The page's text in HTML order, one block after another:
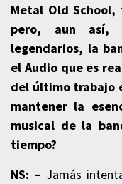
Metal Old
pero, aun así,
legendarios, la
el Audio que es
del último trabajo
mantener la
musical de la
tiempo?
NS: – Jamás